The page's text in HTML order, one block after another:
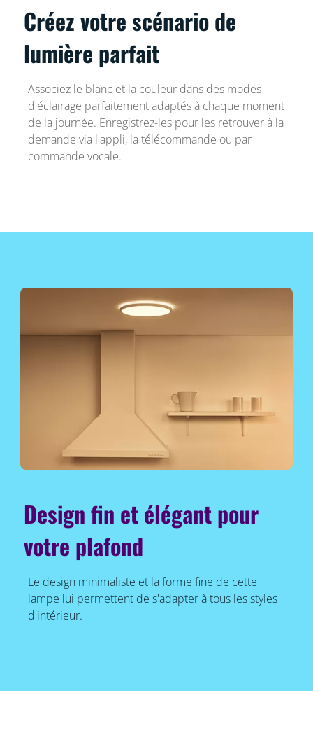
Créez votre scénario de
lumière parfait
Associez le blanc et la couleur dans des modes
d'éclairage parfaitement adaptés à chaque moment
de la journée. Enregistrez-les pour les retrouver à la
demande via l'appli, la télécommande ou par
commande vocale.
Design fin et élégant pour
votre plafond
Le design minimaliste et la forme fine de cette
lampe lui permettent de s'adapter à tous les styles
d'intérieur.